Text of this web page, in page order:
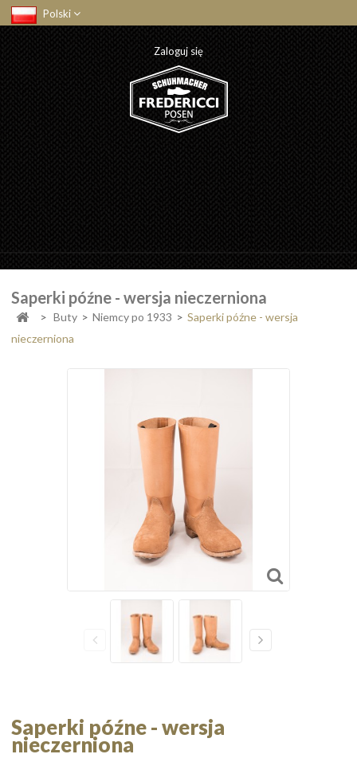
Polski
Zaloguj się
Saperki późne - wersja nieczerniona
> Buty > Niemcy po 1933 > Saperki późne - wersja
nieczerniona
Saperki późne - wersja
nieczerniona